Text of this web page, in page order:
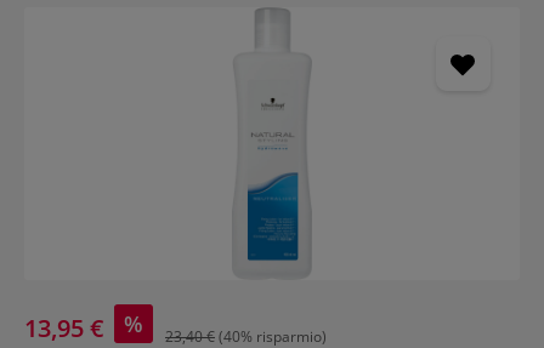
13,95 € % 23,40 €(40% risparmio)